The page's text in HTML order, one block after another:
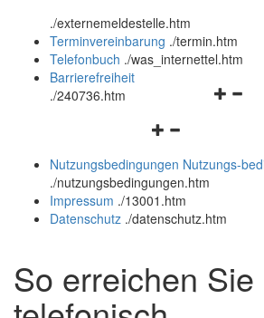
und
schließen
./externemeldestelle.htm
Terminvereinbarung ./termin.htm
Telefonbuch ./was_internettel.htm
Barrierefreiheit
./240736.htm
Navigationsmenü
und
schließen
Nutzungsbedingungen Nutzungs-
./nutzungsbedingungen.htm
Impressum ./13001.htm
Datenschutz ./datenschutz.htm
So erreichen Sie